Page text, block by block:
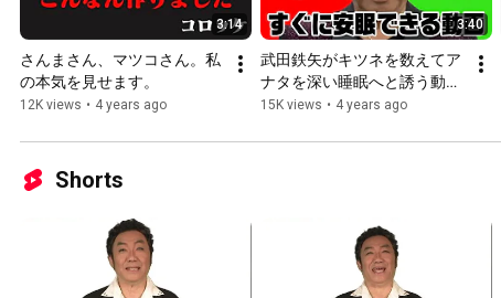
3:14
さんまさん、マツコさん。私
の本気を見せます。
12K views • 4 years ago
3:40
武田鉄矢がキツネを数えてア
ナタを深い睡眠へと誘う動
画。A good night's sleep.
15K views • 4 years ago
Shorts